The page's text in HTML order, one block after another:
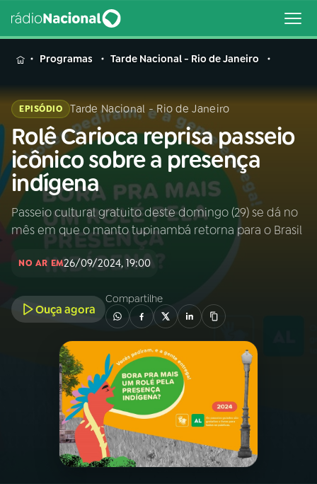
MENU
Buscar
na
Rádio
Nacional
Buscar
AO VIVO
INÍCIO
A RÁDIO
PROGRAMAÇÃO
PROGRAMAS
PODCASTS
Programas Tarde Nacional - Rio de Janeiro
EPISÓDIO Tarde Nacional - Rio de Janeiro
Rolê Carioca reprisa passeio
icônico sobre a presença
indígena
Passeio cultural gratuito deste domingo (29) se dá no
mês em que o manto tupinambá retorna para o Brasil
NO AR EM26/09/2024, 19:00
Ouça agora
Compartilhe